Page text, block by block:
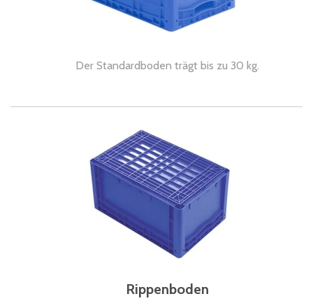
Der Standardboden trägt bis zu 30 kg.
Rippenboden